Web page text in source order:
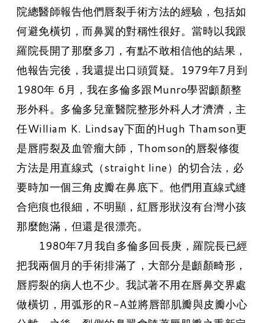
院總醫師報告他們唇裂手術方法的經驗，包括如
何避免橫切，而鼻翼的對稱性很好。當時以我跟
羅院長開了那麼多刀，有點不敢相信他的結果，
他報告完後，我還提出口頭質疑。1979年7月到
1980年 6月，我在多倫多跟Munro學習顱顏整
形外科。多倫多兒童醫院整形外科人才濟濟，主
任William K. Lindsay下面的Hugh Thamson更
是唇腭裂及血管瘤大師，Thomson的唇裂修復
方法是用直線式（straight line）的切合法，必
要時加一個三角皮瓣在鼻底下。他們用直線式縫
合疤痕也很細，不明顯，紅唇形狀沒有台灣小孩
那麼飽滿，但還是很漂亮。
1980年7月我自多倫多回長庚，羅院長已經
把我兩個月的手術排滿了，大部分是顱顏畸形，
唇腭裂的病人也不少。我試著不用在唇鼻交界處
做橫切，用弧形的R-A並將唇部肌瓣與皮瓣小心